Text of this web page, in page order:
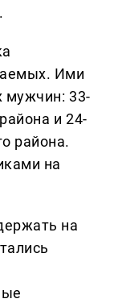
Ими
мужчин: 33-
и 24-
района.
на
на